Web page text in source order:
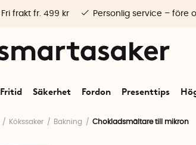
Fritid Säkerhet Fordon Presenttips
Fri frakt fr. 499 kr Personlig service – före
Kökssaker Bakning Chokladsmältare till mikron